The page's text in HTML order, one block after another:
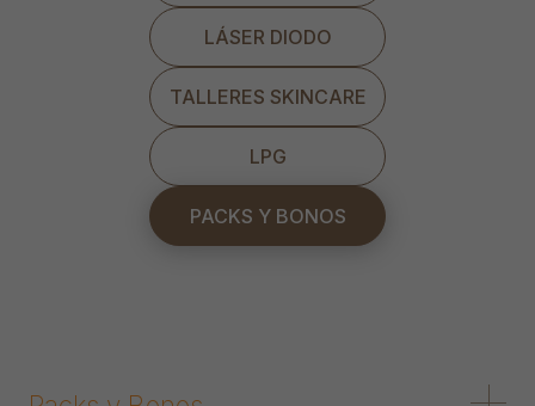
LÁSER DIODO
TALLERES SKINCARE
LPG
PACKS Y BONOS